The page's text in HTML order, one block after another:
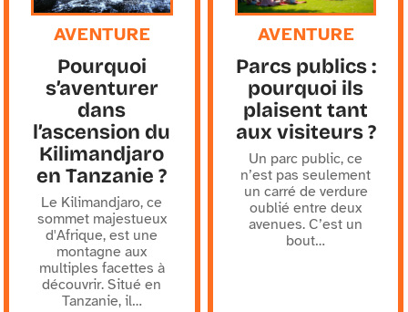
AVENTURE
Pourquoi
s’aventurer
dans
l’ascension du
Kilimandjaro
en Tanzanie ?
Le Kilimandjaro, ce
sommet majestueux
d'Afrique, est une
montagne aux
multiples facettes à
découvrir. Situé en
Tanzanie, il…
AVENTURE
Parcs publics :
pourquoi ils
plaisent tant
aux visiteurs ?
Un parc public, ce
n’est pas seulement
un carré de verdure
oublié entre deux
avenues. C’est un
bout…